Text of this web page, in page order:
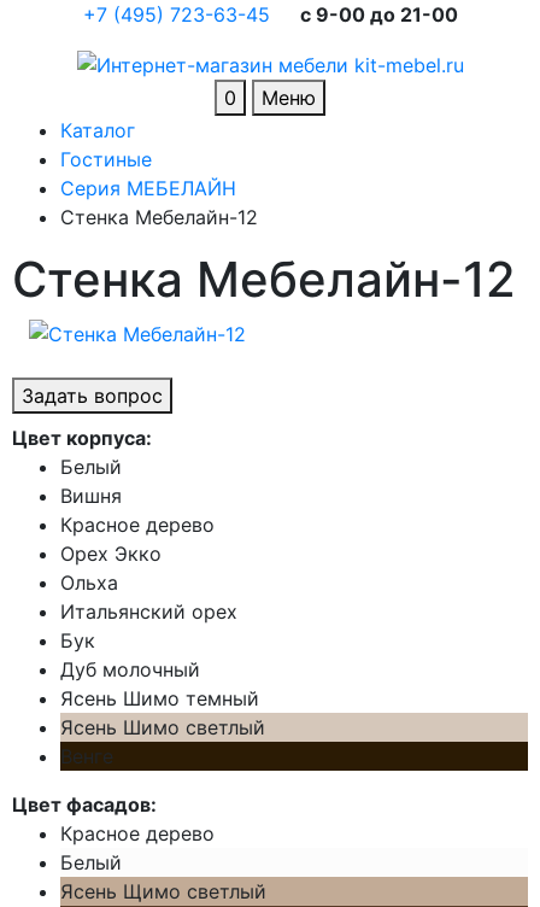
+7 (495) 723-63-45 c 9-00 до 21-00
0
Меню
Каталог
Гостиные
Серия МЕБЕЛАЙН
Стенка Мебелайн-12
Стенка Мебелайн-12
Задать вопрос
Цвет корпуса:
Белый
Вишня
Красное дерево
Орех Экко
Ольха
Итальянский орех
Бук
Дуб молочный
Ясень Шимо темный
Ясень Шимо светлый
Венге
Цвет фасадов:
Красное дерево
Белый
Ясень Щимо светлый